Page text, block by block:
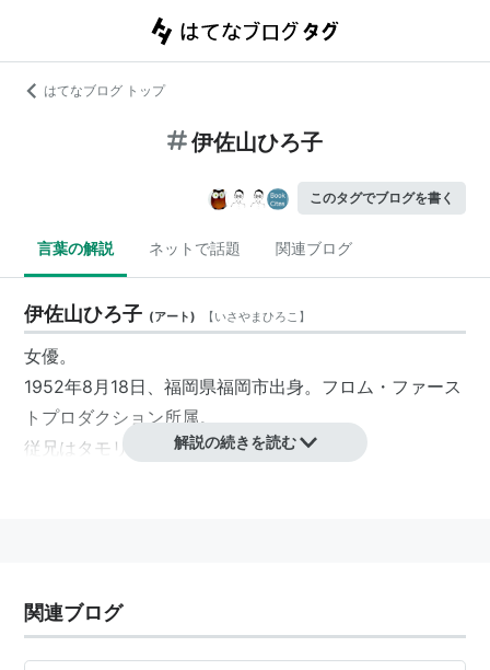
はてなブログ トップ
伊佐山ひろ子
このタグでブログを書く
言葉の解説 ネットで話題 関連ブログ
伊佐山ひろ子 (アート) 【いさやまひろこ 】
女優。
1952年8月18日、福岡県福岡市出身。フロム・ファース
トプロダクション所属。
従兄はタモリ。
ドラマ
解説の続きを読む
関連ブログ